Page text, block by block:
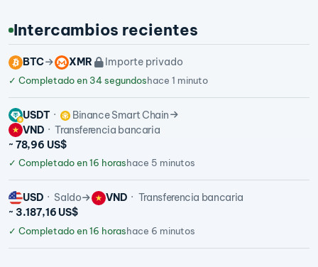
Intercambios recientes
BTC XMR Importe privado
✓ Completado en 34 segundoshace 1 minuto
USDT
Binance Smart Chain
VND
Transferencia bancaria
~ 78,96 US$
✓ Completado en 16 horashace 5 minutos
USD Saldo VND
Transferencia bancaria
~ 3.187,16 US$
✓ Completado en 16 horashace 6 minutos